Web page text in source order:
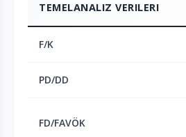
TEMELANALIZ VERILERI
F/K
PD/DD
FD/FAVÖK